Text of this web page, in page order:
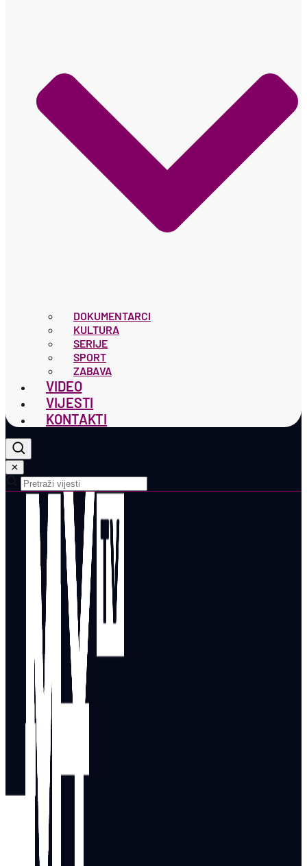
DOKUMENTARCI
KULTURA
SERIJE
SPORT
ZABAVA
VIDEO
VIJESTI
KONTAKTI
✕